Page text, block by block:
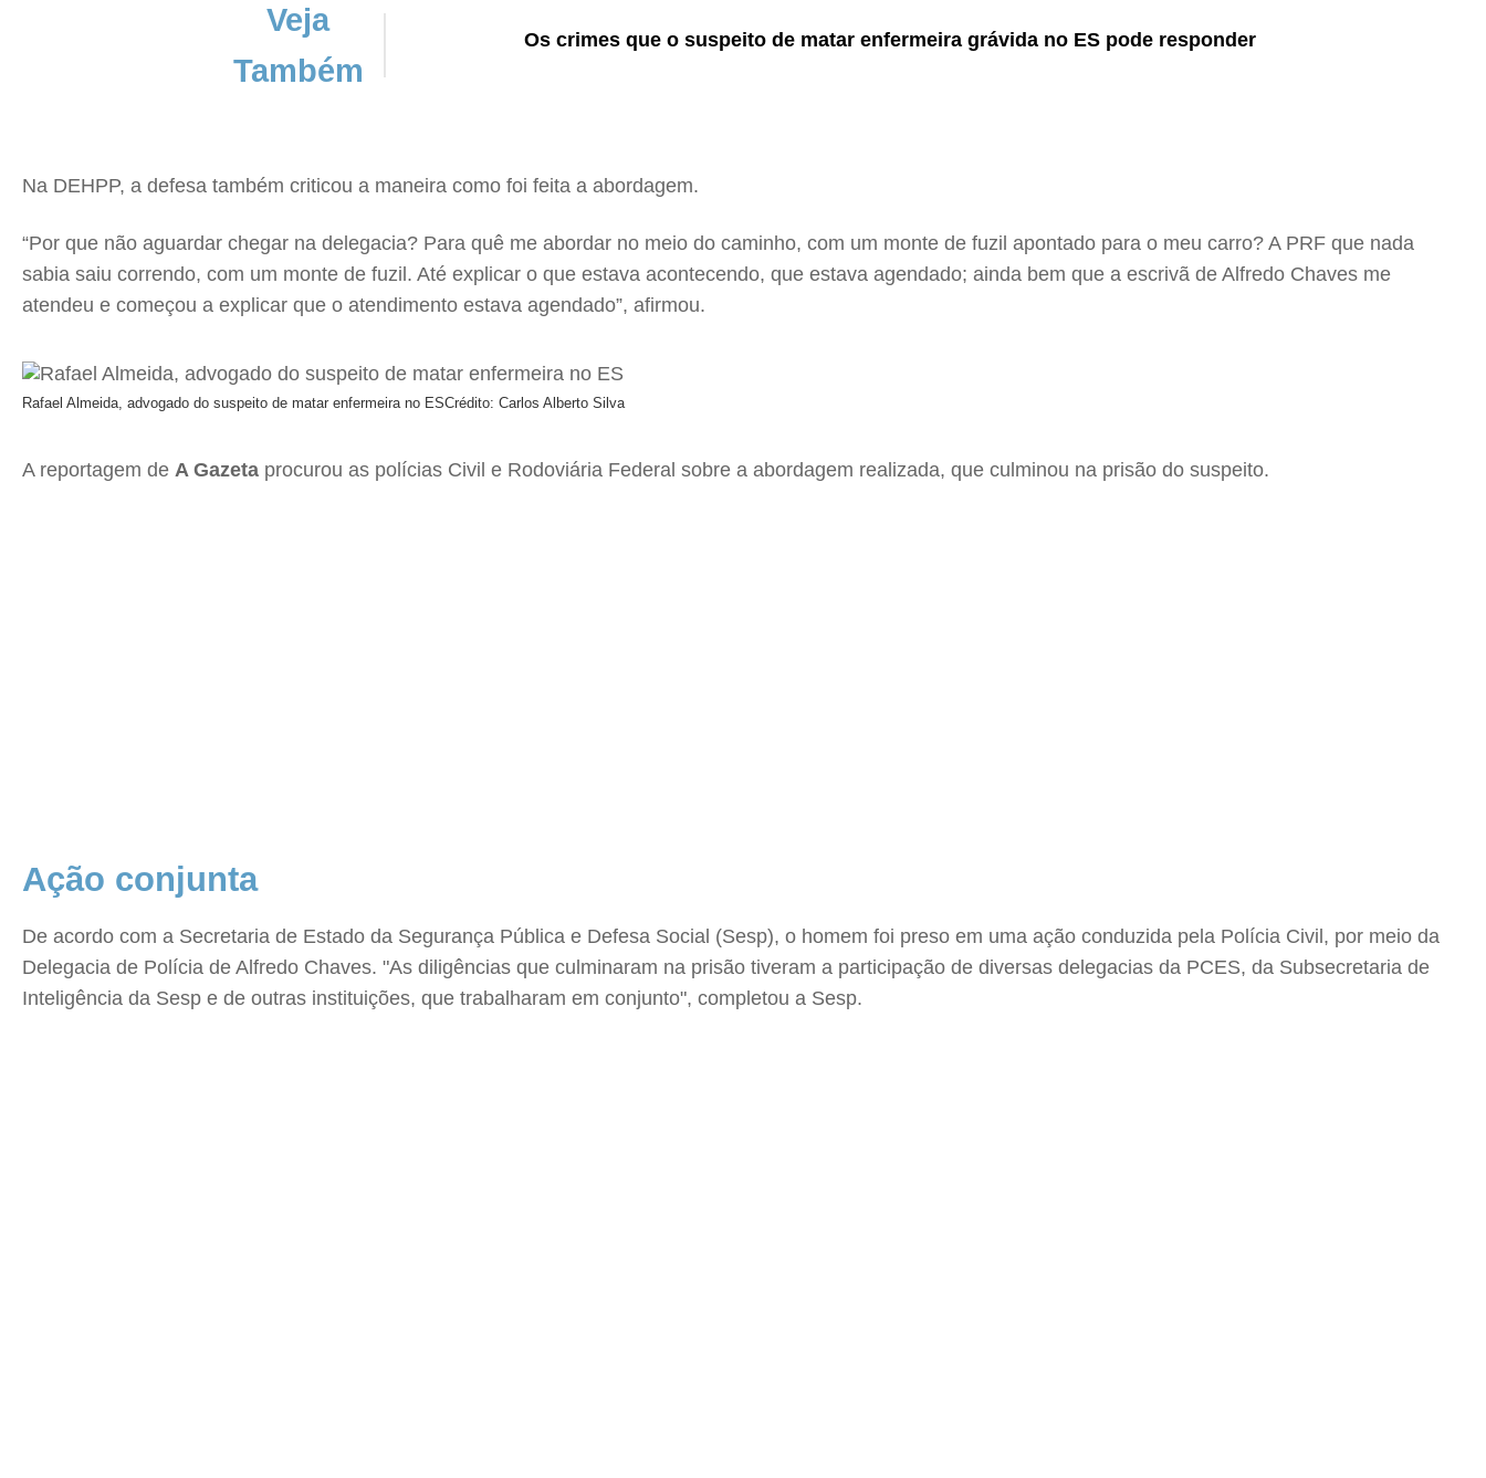
Veja
Também
Os crimes que o suspeito de matar enfermeira grávida no ES pode responder
Na DEHPP, a defesa também criticou a maneira como foi feita a abordagem.
“Por que não aguardar chegar na delegacia? Para quê me abordar no meio do caminho, com um monte de fuzil apontado para o meu carro? A PRF que nada
sabia saiu correndo, com um monte de fuzil. Até explicar o que estava acontecendo, que estava agendado; ainda bem que a escrivã de Alfredo Chaves me
atendeu e começou a explicar que o atendimento estava agendado”, afirmou.
Rafael Almeida, advogado do suspeito de matar enfermeira no ESCrédito: Carlos Alberto Silva
A reportagem de A Gazeta procurou as polícias Civil e Rodoviária Federal sobre a abordagem realizada, que culminou na prisão do suspeito.
Ação conjunta
De acordo com a Secretaria de Estado da Segurança Pública e Defesa Social (Sesp), o homem foi preso em uma ação conduzida pela Polícia Civil, por meio da
Delegacia de Polícia de Alfredo Chaves. "As diligências que culminaram na prisão tiveram a participação de diversas delegacias da PCES, da Subsecretaria de
Inteligência da Sesp e de outras instituições, que trabalharam em conjunto", completou a Sesp.